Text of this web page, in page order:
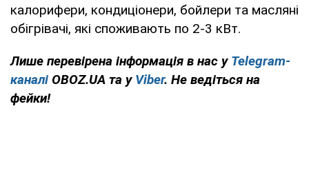
калорифери, кондиціонери, бойлери та масляні
обігрівачі, які споживають по 2-3 кВт.
Лише перевірена інформація в нас у Telegram-
каналі OBOZ.UA та у Viber. Не ведіться на
фейки!